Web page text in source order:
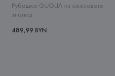
Рубашка GUGLIA из смесового
хлопка
489,99 BYN